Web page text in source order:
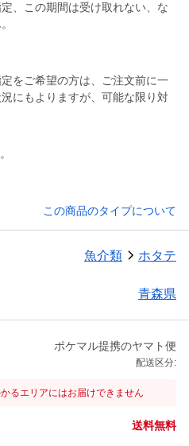
、この期間は受け取れない、な
をご希望の方は、ご注文前に一
にもよりますが、可能な限り対
この商品のタイプについて
魚介類 ホタテ
青森県
ポケマル提携のヤマト便
配送区分:
るエリアにはお届けできません
送料無料